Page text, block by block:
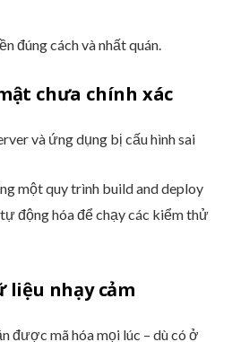
đúng cách và nhất quán.
chưa chính xác
và ứng dụng bị cấu hình sai
một quy trình build and deploy
động hóa để chạy các kiểm thử
liệu nhạy cảm
được mã hóa mọi lúc – dù có ở